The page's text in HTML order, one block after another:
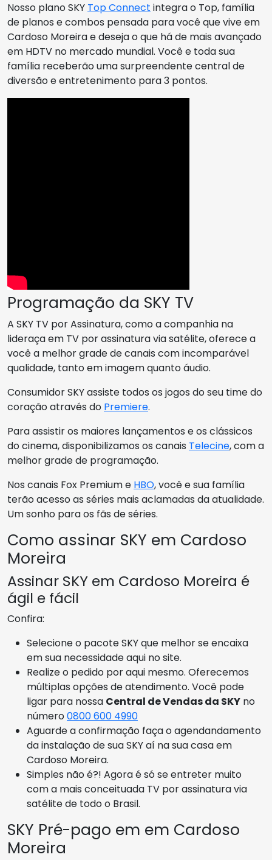
Nosso plano SKY Top Connect integra o Top, família
de planos e combos pensada para você que vive em
Cardoso Moreira e deseja o que há de mais avançado
em HDTV no mercado mundial. Você e toda sua
família receberão uma surpreendente central de
diversão e entretenimento para 3 pontos.
Programação da SKY TV
A SKY TV por Assinatura, como a companhia na
lideraça em TV por assinatura via satélite, oferece a
você a melhor grade de canais com incomparável
qualidade, tanto em imagem quanto áudio.
Consumidor SKY assiste todos os jogos do seu time do
coração através do Premiere.
Para assistir os maiores lançamentos e os clássicos
do cinema, disponibilizamos os canais Telecine, com a
melhor grade de programação.
Nos canais Fox Premium e HBO, você e sua família
terão acesso as séries mais aclamadas da atualidade.
Um sonho para os fãs de séries.
Como assinar SKY em Cardoso
Moreira
Assinar SKY em Cardoso Moreira é
ágil e fácil
Confira:
Selecione o pacote SKY que melhor se encaixa
em sua necessidade aqui no site.
Realize o pedido por aqui mesmo. Oferecemos
múltiplas opções de atendimento. Você pode
ligar para nossa Central de Vendas da SKY no
número0800 600 4990
Aguarde a confirmação faça o agendandamento
da instalação de sua SKY aí na sua casa em
Cardoso Moreira.
Simples não é?! Agora é só se entreter muito
com a mais conceituada TV por assinatura via
satélite de todo o Brasil.
SKY Pré-pago em em Cardoso
Moreira